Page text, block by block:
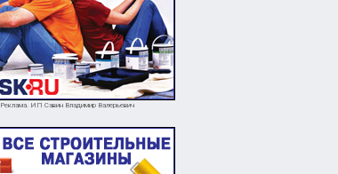
Реклама. ИП Савин Владимир Валерьевич